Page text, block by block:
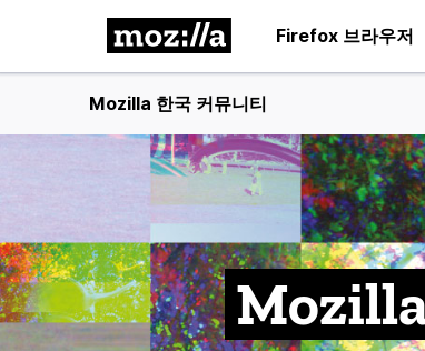
Firefox 브라우저
Mozilla 한국 커뮤니티